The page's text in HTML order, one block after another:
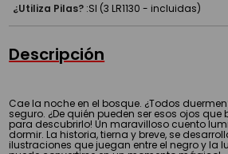
¿Utiliza Pilas? :SI (3 LR1130 - incluidas)
Descripción
Cae la noche en el bosque. ¿Todos
seguro. ¿De quién pueden ser esos ojos que
para descubrirlo! Un maravilloso cuento
dormir. La historia, tierna y breve, se
ilustraciones que juegan entre el negro y la